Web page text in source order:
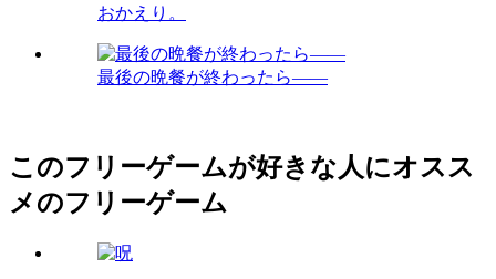
おかえり。
最後の晩餐が終わったら――
このフリーゲームが好きな人にオスス
メのフリーゲーム